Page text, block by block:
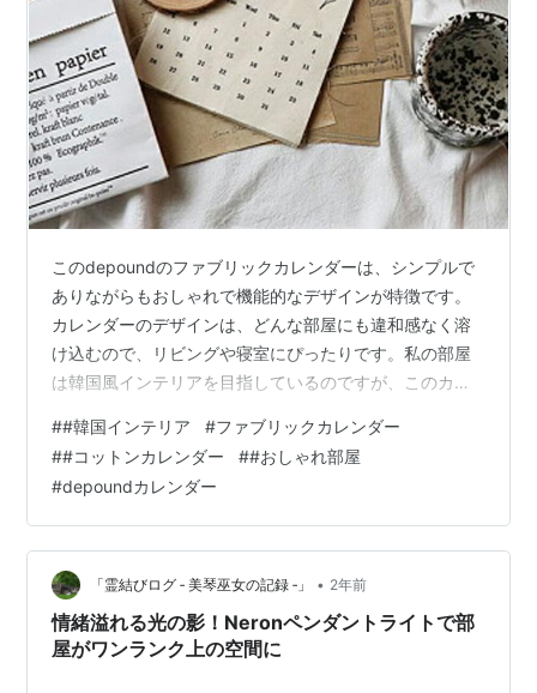
このdepoundのファブリックカレンダーは、シンプルで
ありながらもおしゃれで機能的なデザインが特徴です。
カレンダーのデザインは、どんな部屋にも違和感なく溶
け込むので、リビングや寝室にぴったりです。私の部屋
は韓国風インテリアを目指しているのですが、このカレ
また、カレンダーはコットン素材で作られているため、
軽くて取り扱いが簡単です。デザインも非常にシンプル
で、色味も落ち着いているため、部屋全体のトーンに合
わせやすいです。毎月新しいデザインを楽しむことがで
き、インテリアとしても十分な存在感があります。
【30％クーポン】送料無料 2025ファブリ…
##韓国インテリア #ファブリックカレンダー
##コットンカレンダー ##おしゃれ部屋
#depoundカレンダー
「霊結びログ ‐ 美琴巫女の記録 ‐」 • 2年前
情緒溢れる光の影！Neronペンダントライトで部
屋がワンランク上の空間に